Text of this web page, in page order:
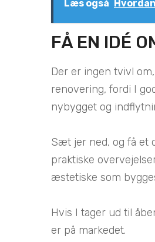
Læs også
FÅ EN IDÉ
Der er ingen tvivl
renovering, fordi I
nybygget og
Sæt jer ned, og få et
praktiske
æstetiske som
Hvis I tager ud til
er på markedet.